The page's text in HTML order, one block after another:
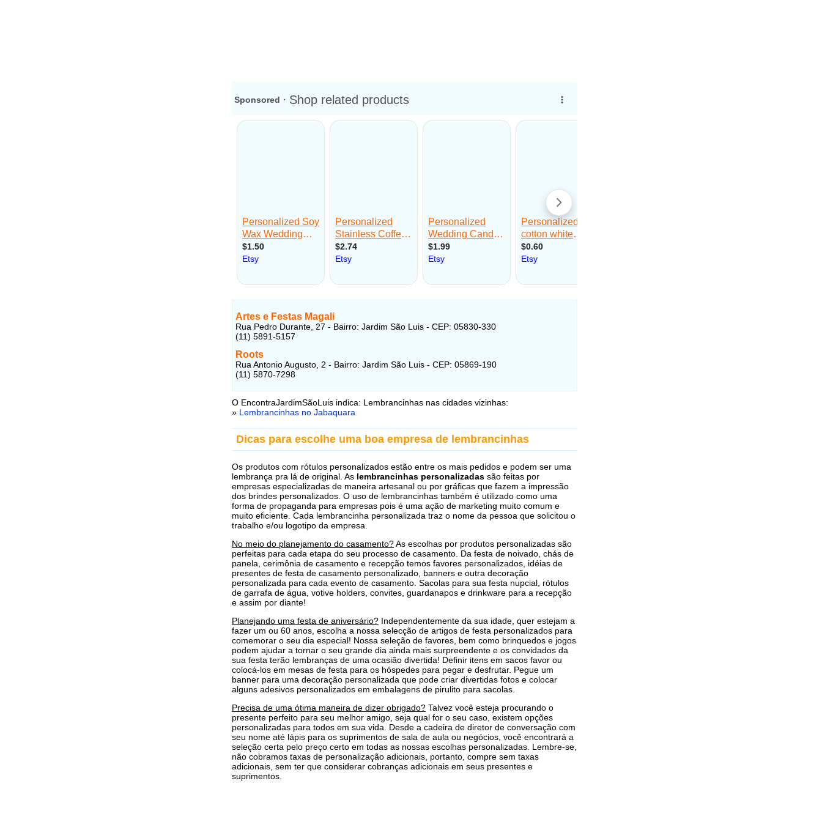
Artes e Festas Magali
Rua Pedro Durante, 27 - Bairro: Jardim São Luis - CEP: 05830-330
(11) 5891-5157
Roots
Rua Antonio Augusto, 2 - Bairro: Jardim São Luis - CEP: 05869-190
(11) 5870-7298
O EncontraJardimSãoLuis indica: Lembrancinhas nas cidades vizinhas:
» Lembrancinhas no Jabaquara
Dicas para escolhe uma boa empresa de lembrancinhas
Os produtos com rótulos personalizados estão entre os mais pedidos e podem ser uma
lembrança pra lá de original. As lembrancinhas personalizadas são feitas por
empresas especializadas de maneira artesanal ou por gráficas que fazem a impressão
dos brindes personalizados. O uso de lembrancinhas também é utilizado como uma
forma de propaganda para empresas pois é uma ação de marketing muito comum e
muito eficiente. Cada lembrancinha personalizada traz o nome da pessoa que solicitou o
trabalho e/ou logotipo da empresa.
No meio do planejamento do casamento?As escolhas por produtos personalizadas são
perfeitas para cada etapa do seu processo de casamento. Da festa de noivado, chás de
panela, cerimônia de casamento e recepção temos favores personalizados, idéias de
presentes de festa de casamento personalizado, banners e outra decoração
personalizada para cada evento de casamento. Sacolas para sua festa nupcial, rótulos
de garrafa de água, votive holders, convites, guardanapos e drinkware para a recepção
e assim por diante!
Planejando uma festa de aniversário? Independentemente da sua idade, quer estejam a
fazer um ou 60 anos, escolha a nossa selecção de artigos de festa personalizados para
comemorar o seu dia especial! Nossa seleção de favores, bem como brinquedos e jogos
podem ajudar a tornar o seu grande dia ainda mais surpreendente e os convidados da
sua festa terão lembranças de uma ocasião divertida! Definir itens em sacos favor ou
colocá-los em mesas de festa para os hóspedes para pegar e desfrutar. Pegue um
banner para uma decoração personalizada que pode criar divertidas fotos e colocar
alguns adesivos personalizados em embalagens de pirulito para sacolas.
Precisa de uma ótima maneira de dizer obrigado? Talvez você esteja procurando o
presente perfeito para seu melhor amigo, seja qual for o seu caso, existem opções
personalizadas para todos em sua vida. Desde a cadeira de diretor de conversação com
seu nome até lápis para os suprimentos de sala de aula ou negócios, você encontrará a
seleção certa pelo preço certo em todas as nossas escolhas personalizadas. Lembre-se,
não cobramos taxas de personalização adicionais, portanto, compre sem taxas
adicionais, sem ter que considerar cobranças adicionais em seus presentes e
suprimentos.